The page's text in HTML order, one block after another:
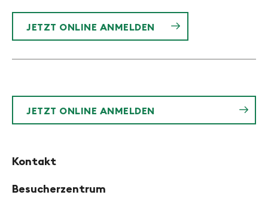
JETZT ONLINE ANMELDEN
JETZT ONLINE ANMELDEN
Kontakt
Besucherzentrum